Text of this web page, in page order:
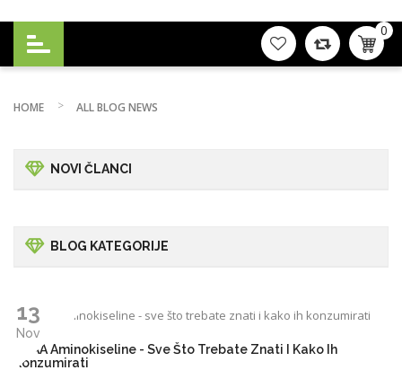
0
HOME ALL BLOG NEWS
NOVI ČLANCI
BLOG KATEGORIJE
13
Nov
BCAA Aminokiseline - Sve Što Trebate Znati I Kako Ih
Konzumirati